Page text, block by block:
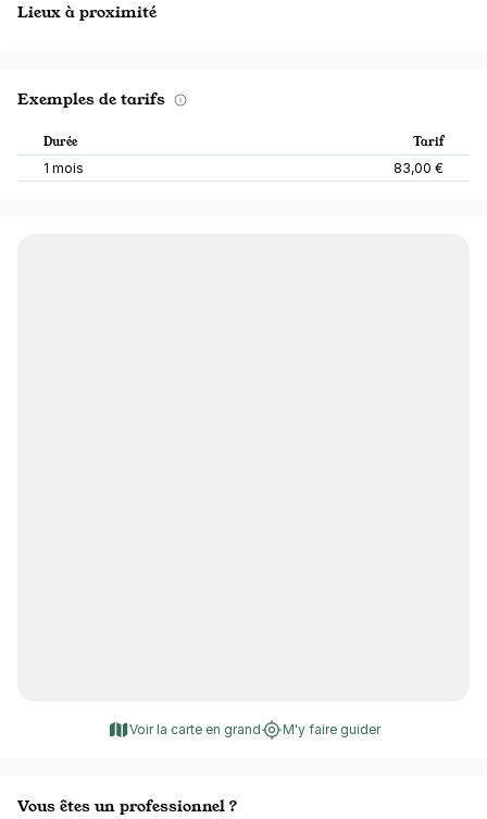
Lieux à proximité
Exemples de tarifs
Durée Tarif
1 mois 83,00 €
Voir la carte en grand M'y faire guider
Vous êtes un professionnel ?